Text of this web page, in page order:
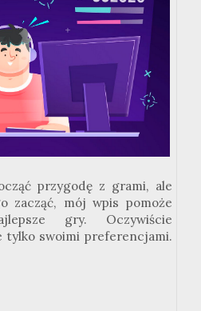
przygodę z grami, ale
zacząć, mój wpis pomoże
gry. Oczywiście
tylko swoimi preferencjami.